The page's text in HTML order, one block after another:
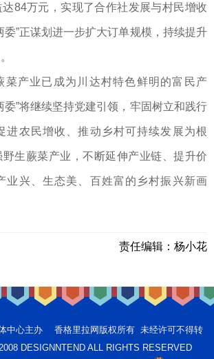
84万元，实现了合作社发展与村民增收
委”正谋划进一步扩大订单规模，持续提升
菜产业已成为川达村特色鲜明的富民产
委”将继续坚持党建引领，牢固树立和践行
进农民增收、推动乡村可持续发展为根
生蕨菜产业，不断延伸产业链、提升价
业兴、生态美、百姓富的乡村振兴新画
责任编辑： 杨小花
中心主办 香格里拉网版权所有 未经许可不得转
DESIGNNTEND ALL RIGHTS RESERVED